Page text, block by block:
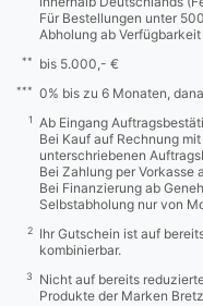
Für Bestellungen unter
Abholung ab
** bis 5.000,- €
*** 0% bis zu 6 Monaten,
1
Ab Eingang
Bei Kauf auf Rechnung
unterschriebenen
Bei Zahlung per Vorkasse
Bei Finanzierung ab
Selbstabholung nur von
2
Ihr Gutschein ist auf
kombinierbar.
3
Nicht auf bereits
Produkte der Marken